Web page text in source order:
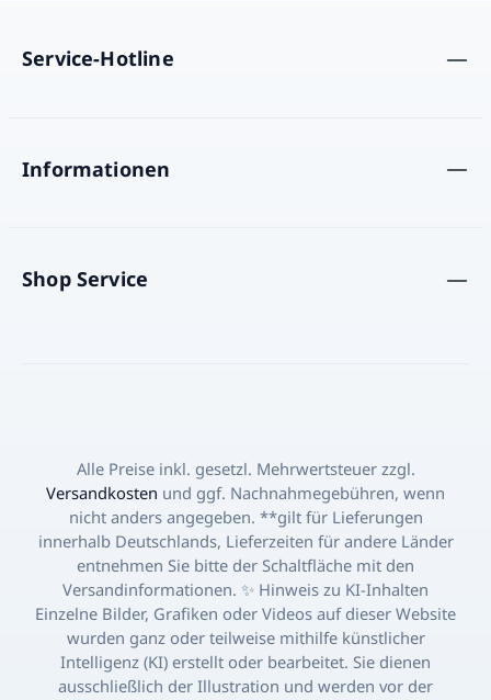
Service-Hotline
Informationen
Shop Service
Alle Preise inkl. gesetzl. Mehrwertsteuer zzgl.
Versandkosten und ggf. Nachnahmegebühren, wenn
nicht anders angegeben. **gilt für Lieferungen
innerhalb Deutschlands, Lieferzeiten für andere Länder
entnehmen Sie bitte der Schaltfläche mit den
Versandinformationen. ✨ Hinweis zu KI-Inhalten
Einzelne Bilder, Grafiken oder Videos auf dieser Website
wurden ganz oder teilweise mithilfe künstlicher
Intelligenz (KI) erstellt oder bearbeitet. Sie dienen
ausschließlich der Illustration und werden vor der